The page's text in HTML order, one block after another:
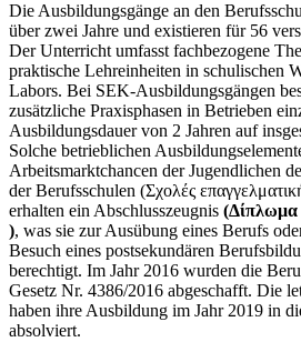
Die Ausbildungsgänge an den
über zwei Jahre und existieren für 56
Der Unterricht umfasst fachbezogene
praktische Lehreinheiten in schulischen
Labors. Bei SEK-Ausbildungsgängen
zusätzliche Praxisphasen in Betrieben
Ausbildungsdauer von 2 Jahren auf
Solche betrieblichen
Arbeitsmarktchancen der Jugendlichen
der Berufsschulen (Σχολές
erhalten ein Abschlusszeugnis (Δίπλωμα
), was sie zur Ausübung eines Berufs
Besuch eines postsekundären
berechtigt. Im Jahr 2016 wurden die
Gesetz Nr. 4386/2016 abgeschafft. Die
haben ihre Ausbildung im Jahr 2019 in
absolviert.